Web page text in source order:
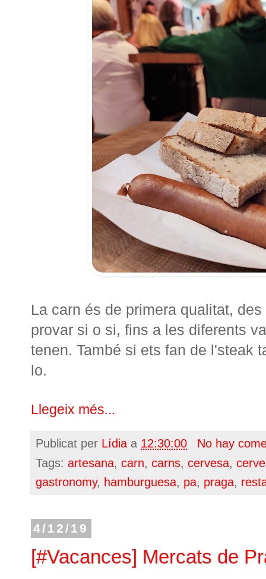
La carn és de primera qualitat,
provar si o si, fins a les diferents
tenen. També si ets fan de l'steak
lo.
Llegeix més...
Publicat per Lídia a 12:30:00
No hay
Tags: artesana, carn, carns, cervesa,
gastronomy, hamburguesa, pa, praga,
4/12/19
[#Vacances] Mercats de